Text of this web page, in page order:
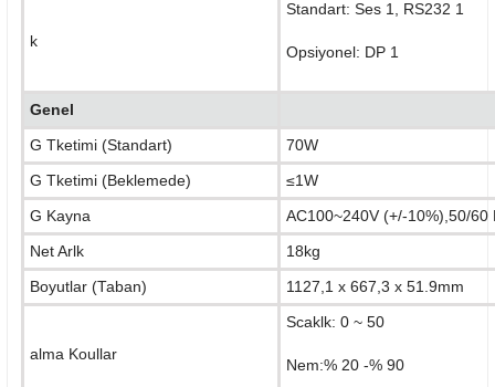
k
Standart: Ses 1, RS232 1
Opsiyonel: DP 1
Genel
G Tketimi (Standart) 70W
G Tketimi (Beklemede) ≤1W
G Kayna AC100~240V (+/-10%),50/60
Net Arlk 18kg
Boyutlar (Taban) 1127,1 x 667,3 x 51.9mm
alma Koullar
Scaklk: 0 ~ 50
Nem:% 20 -% 90